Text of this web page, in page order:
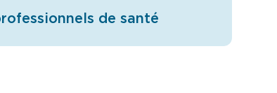
de santé